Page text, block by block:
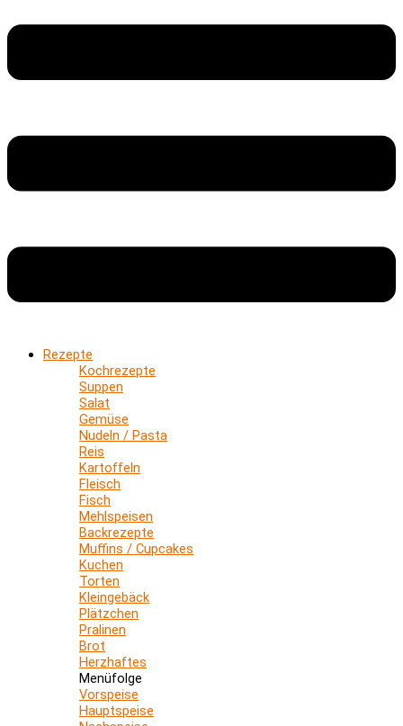
Rezepte
Kochrezepte
Suppen
Salat
Gemüse
Nudeln / Pasta
Reis
Kartoffeln
Fleisch
Fisch
Mehlspeisen
Backrezepte
Muffins / Cupcakes
Kuchen
Torten
Kleingebäck
Plätzchen
Pralinen
Brot
Herzhaftes
Menüfolge
Vorspeise
Hauptspeise